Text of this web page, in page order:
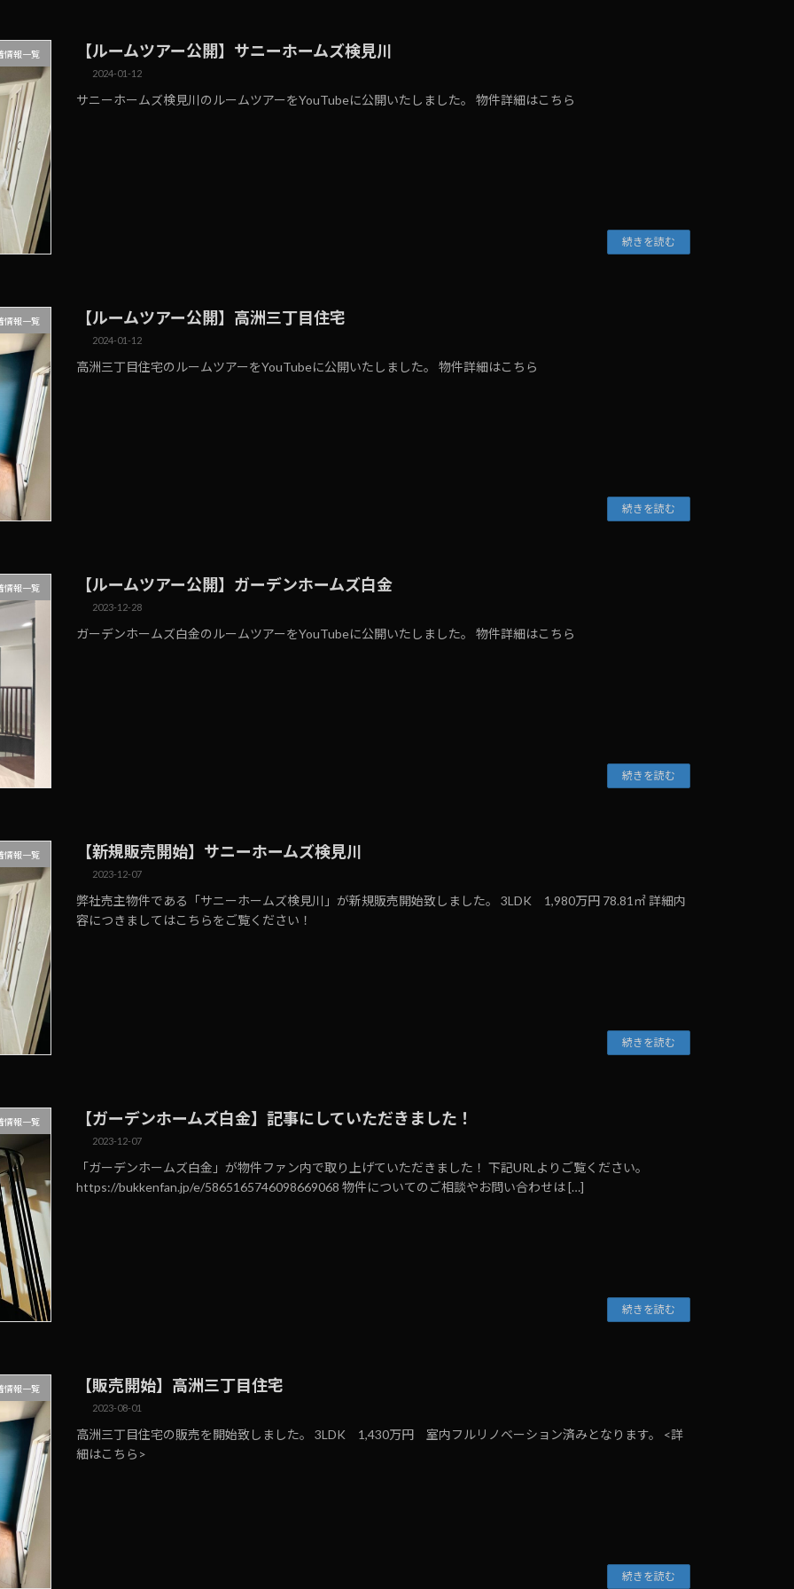
情報一覧 【ルームツアー公開】サニーホームズ検見川
2024-01-12
サニーホームズ検見川のルームツアーをYouTubeに公開いたしました。 物件詳細はこちら
続きを読む
情報一覧 【ルームツアー公開】高洲三丁目住宅
2024-01-12
高洲三丁目住宅のルームツアーをYouTubeに公開いたしました。 物件詳細はこちら
続きを読む
情報一覧 【ルームツアー公開】ガーデンホームズ白金
2023-12-28
ガーデンホームズ白金のルームツアーをYouTubeに公開いたしました。 物件詳細はこちら
続きを読む
情報一覧 【新規販売開始】サニーホームズ検見川
2023-12-07
弊社売主物件である「サニーホームズ検見川」が新規販売開始致しました。 3LDK 1,980万円 78.81㎡ 詳細内
容につきましてはこちらをご覧ください！
続きを読む
情報一覧 【ガーデンホームズ白金】記事にしていただきました！
2023-12-07
「ガーデンホームズ白金」が物件ファン内で取り上げていただきました！ 下記URLよりご覧ください。
https://bukkenfan.jp/e/5865165746098669068 物件についてのご相談やお問い合わせは […]
続きを読む
情報一覧 【販売開始】高洲三丁目住宅
2023-08-01
高洲三丁目住宅の販売を開始致しました。 3LDK 1,430万円 室内フルリノベーション済みとなります。 <詳
細はこちら>
続きを読む